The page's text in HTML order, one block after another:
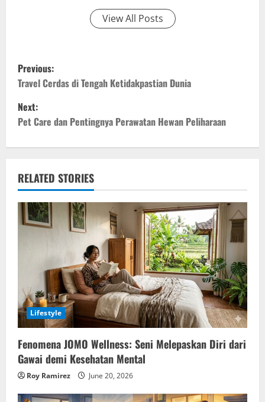
View All Posts
P
o
s
a
v
i
a
t
i
o
n
Previous:
Travel Cerdas di Tengah Ketidakpastian Dunia
Next:
Pet Care dan Pentingnya Perawatan Hewan Peliharaan
RELATED STORIES
Lifestyle
Fenomena JOMO Wellness: Seni Melepaskan Diri dari
Gawai demi Kesehatan Mental
Roy Ramirez June 20, 2026